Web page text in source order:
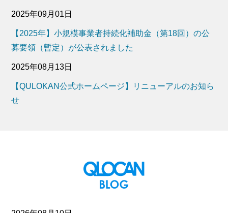
2025年09月01日
【2025年】小規模事業者持続化補助金（第18回）の公
募要領（暫定）が公表されました
2025年08月13日
【QULOKAN公式ホームページ】リニューアルのお知ら
せ